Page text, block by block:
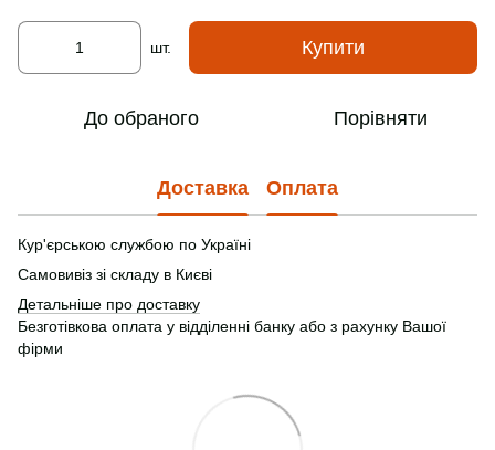
шт. Купити
До обраного Порівняти
Доставка Оплата
Кур'єрською службою по Україні
Самовивіз зі складу в Києві
Детальніше про доставку
Безготівкова оплата у відділенні банку або з рахунку Вашої
фірми